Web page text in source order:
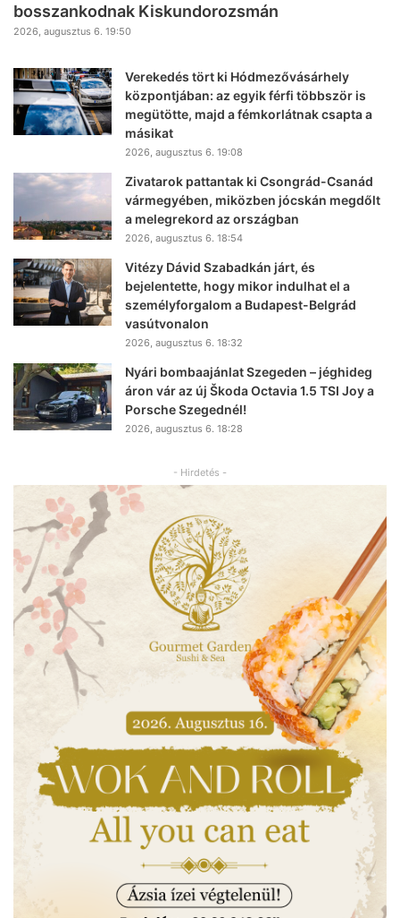
bosszankodnak Kiskundorozsmán
2026, augusztus 6. 19:50
Verekedés tört ki Hódmezővásárhely
központjában: az egyik férfi többször is
megütötte, majd a fémkorlátnak csapta a
másikat
2026, augusztus 6. 19:08
Zivatarok pattantak ki Csongrád-Csanád
vármegyében, miközben jócskán megdőlt
a melegrekord az országban
2026, augusztus 6. 18:54
Vitézy Dávid Szabadkán járt, és
bejelentette, hogy mikor indulhat el a
személyforgalom a Budapest-Belgrád
vasútvonalon
2026, augusztus 6. 18:32
Nyári bombaajánlat Szegeden – jéghideg
áron vár az új Škoda Octavia 1.5 TSI Joy a
Porsche Szegednél!
2026, augusztus 6. 18:28
- Hirdetés -